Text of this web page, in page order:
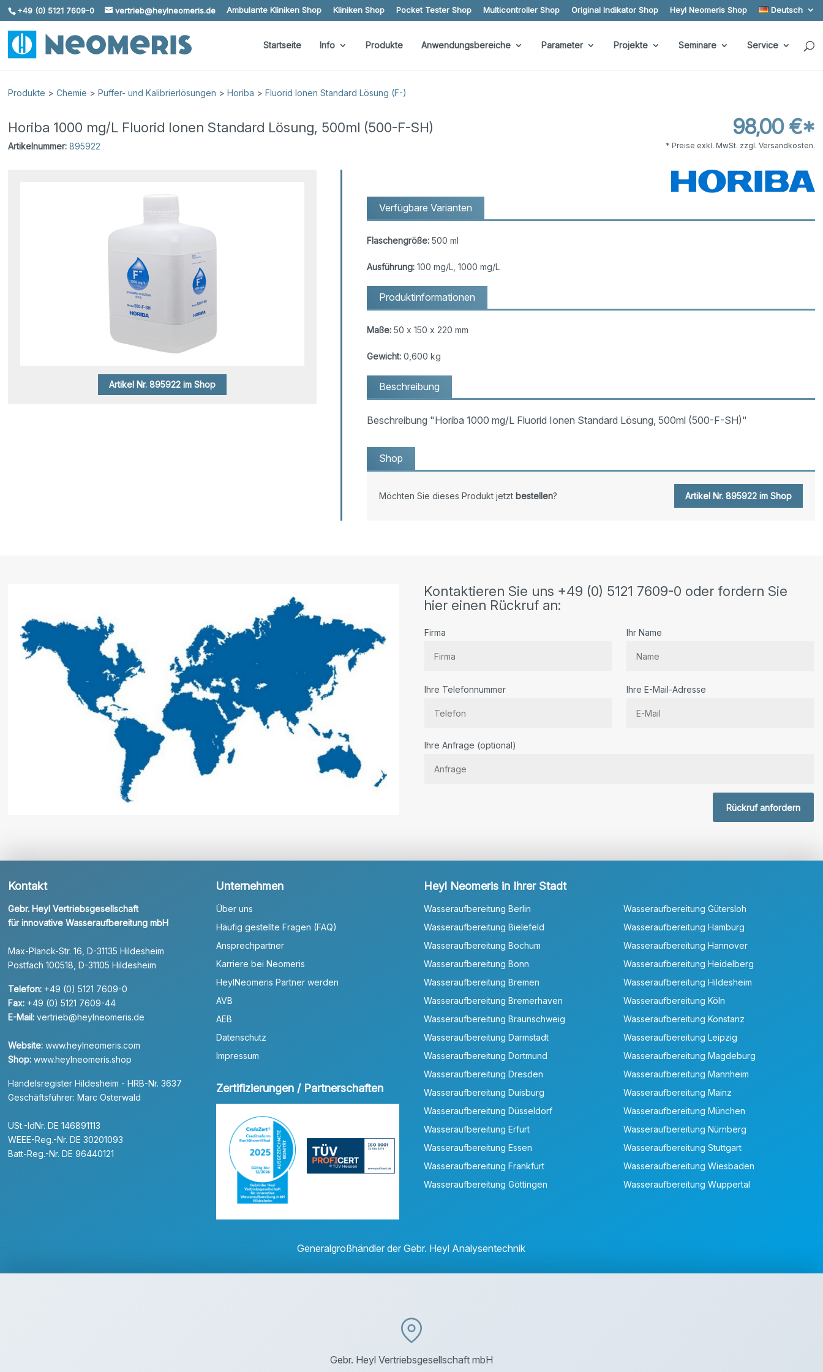
Skip To Content
+49 (0) 5121 7609-0 vertrieb@heylneomeris.de Ambulante Kliniken Shop Kliniken Shop Pocket Tester Shop Multicontroller Shop Original Indikator Shop Heyl Neomeris Shop Deutsch
Startseite Info Produkte Anwendungsbereiche Parameter Projekte Seminare Service
Produkte >Chemie >Puffer- und Kalibrierlösungen >Horiba >Fluorid Ionen Standard Lösung (F-)
Horiba 1000 mg/L Fluorid Ionen Standard Lösung, 500ml (500-F-SH)
Artikelnummer: 895922
98,00 €*
* Preise exkl. MwSt. zzgl. Versandkosten.
Artikel Nr. 895922 im Shop
Verfügbare Varianten
Flaschengröße:500 ml
Ausführung:100 mg/L, 1000 mg/L
Produktinformationen
Maße:50 x 150 x 220 mm
Gewicht:0,600 kg
Beschreibung
Beschreibung "Horiba 1000 mg/L Fluorid Ionen Standard Lösung, 500ml (500-F-SH)"
Shop
Möchten Sie dieses Produkt jetzt bestellen? Artikel Nr. 895922 im Shop
Kontaktieren Sie uns +49 (0) 5121 7609-0 oder fordern Sie
hier einen Rückruf an:
Firma Ihr Name
Ihre Telefonnummer Ihre E-Mail-Adresse
Ihre Anfrage (optional)
Rückruf anfordern
Kontakt
Gebr. Heyl Vertriebsgesellschaft
für innovative Wasseraufbereitung mbH
Max-Planck-Str. 16, D-31135 Hildesheim
Postfach 100518, D-31105 Hildesheim
Telefon: +49 (0) 5121 7609-0
Fax: +49 (0) 5121 7609-44
E-Mail: vertrieb@heylneomeris.de
Website: www.heylneomeris.com
Shop: www.heylneomeris.shop
Handelsregister Hildesheim - HRB-Nr. 3637
Geschäftsführer: Marc Osterwald
USt.-IdNr. DE 146891113
WEEE-Reg.-Nr. DE 30201093
Batt-Reg.-Nr. DE 96440121
Unternehmen
Über uns
Häufig gestellte Fragen (FAQ)
Ansprechpartner
Karriere bei Neomeris
HeylNeomeris Partner werden
AVB
AEB
Datenschutz
Impressum
Zertifizierungen / Partnerschaften
Heyl Neomeris in Ihrer Stadt
Wasseraufbereitung Berlin
Wasseraufbereitung Bielefeld
Wasseraufbereitung Bochum
Wasseraufbereitung Bonn
Wasseraufbereitung Bremen
Wasseraufbereitung Bremerhaven
Wasseraufbereitung Braunschweig
Wasseraufbereitung Darmstadt
Wasseraufbereitung Dortmund
Wasseraufbereitung Dresden
Wasseraufbereitung Duisburg
Wasseraufbereitung Düsseldorf
Wasseraufbereitung Erfurt
Wasseraufbereitung Essen
Wasseraufbereitung Frankfurt
Wasseraufbereitung Göttingen
Wasseraufbereitung Gütersloh
Wasseraufbereitung Hamburg
Wasseraufbereitung Hannover
Wasseraufbereitung Heidelberg
Wasseraufbereitung Hildesheim
Wasseraufbereitung Köln
Wasseraufbereitung Konstanz
Wasseraufbereitung Leipzig
Wasseraufbereitung Magdeburg
Wasseraufbereitung Mannheim
Wasseraufbereitung Mainz
Wasseraufbereitung München
Wasseraufbereitung Nürnberg
Wasseraufbereitung Stuttgart
Wasseraufbereitung Wiesbaden
Wasseraufbereitung Wuppertal
Generalgroßhändler der Gebr. Heyl Analysentechnik
Gebr. Heyl Vertriebsgesellschaft mbH